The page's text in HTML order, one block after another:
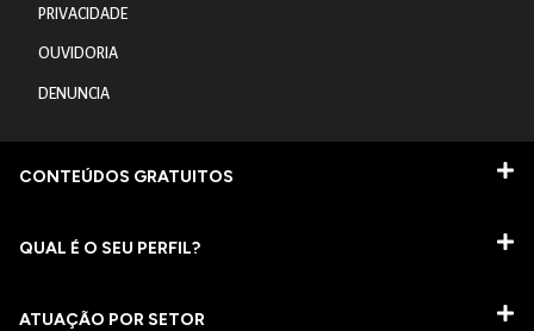
PRIVACIDADE
OUVIDORIA
DENUNCIA
CONTEÚDOS GRATUITOS
QUAL É O SEU PERFIL?
ATUAÇÃO POR SETOR